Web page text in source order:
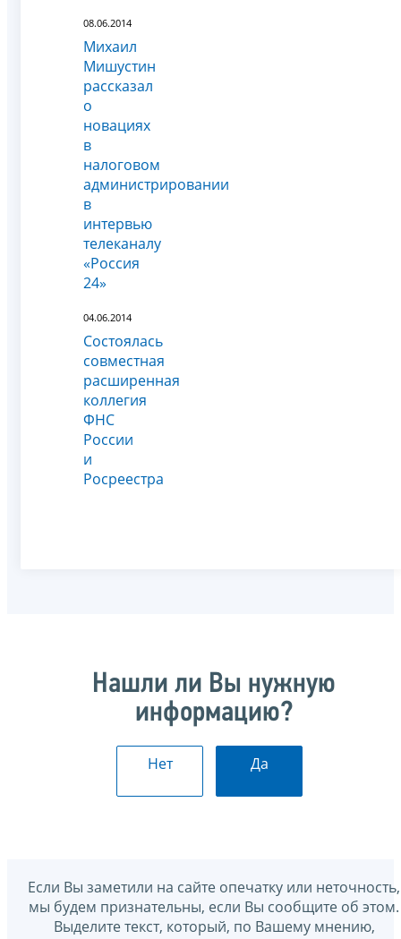
08.06.2014
Михаил
Мишустин
рассказал
о
новациях
в
налоговом
администрировании
в
интервью
телеканалу
«Россия
24»
04.06.2014
Состоялась
совместная
расширенная
коллегия
ФНС
России
и
Росреестра
Нашли ли Вы нужную
информацию?
Нет Да
Если Вы заметили на сайте опечатку или неточность,
мы будем признательны, если Вы сообщите об этом.
Выделите текст, который, по Вашему мнению,